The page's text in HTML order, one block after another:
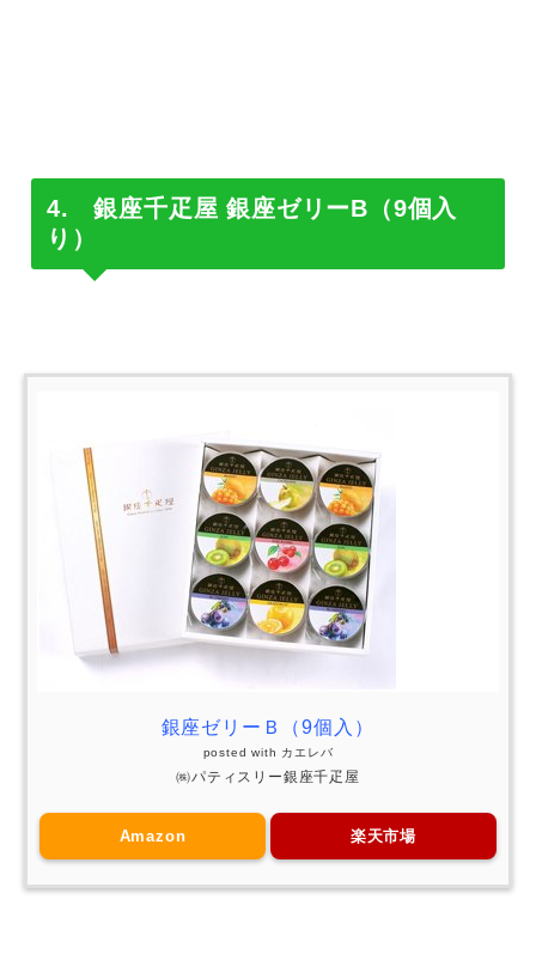
4. 銀座千疋屋 銀座ゼリーB（9個入
り）
銀座ゼリーＢ（9個入）
posted with カエレバ
㈱パティスリー銀座千疋屋
Amazon 楽天市場